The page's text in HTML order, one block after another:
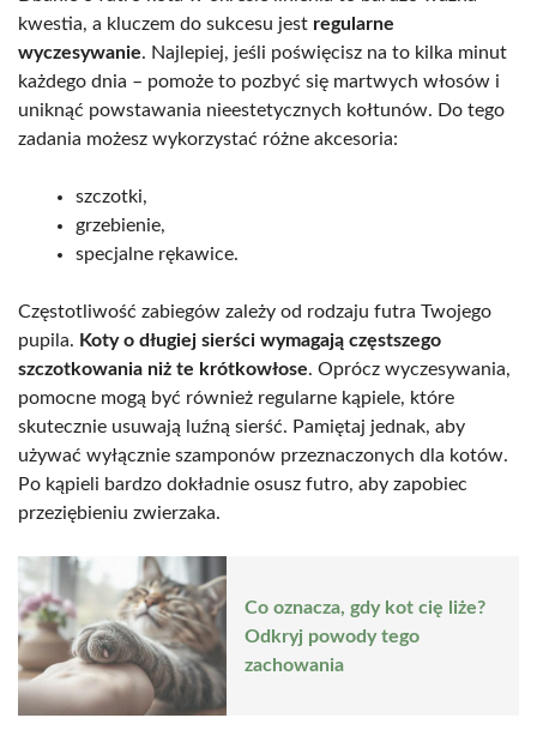
kwestia, a kluczem do sukcesu jest regularne
wyczesywanie. Najlepiej, jeśli poświęcisz na to kilka minut
każdego dnia – pomoże to pozbyć się martwych włosów i
uniknąć powstawania nieestetycznych kołtunów. Do tego
zadania możesz wykorzystać różne akcesoria:
szczotki,
grzebienie,
specjalne rękawice.
Częstotliwość zabiegów zależy od rodzaju futra Twojego
pupila. Koty o długiej sierści wymagają częstszego
szczotkowania niż te krótkowłose. Oprócz wyczesywania,
pomocne mogą być również regularne kąpiele, które
skutecznie usuwają luźną sierść. Pamiętaj jednak, aby
używać wyłącznie szamponów przeznaczonych dla kotów.
Po kąpieli bardzo dokładnie osusz futro, aby zapobiec
przeziębieniu zwierzaka.
Co oznacza, gdy kot cię liże?
Odkryj powody tego
zachowania